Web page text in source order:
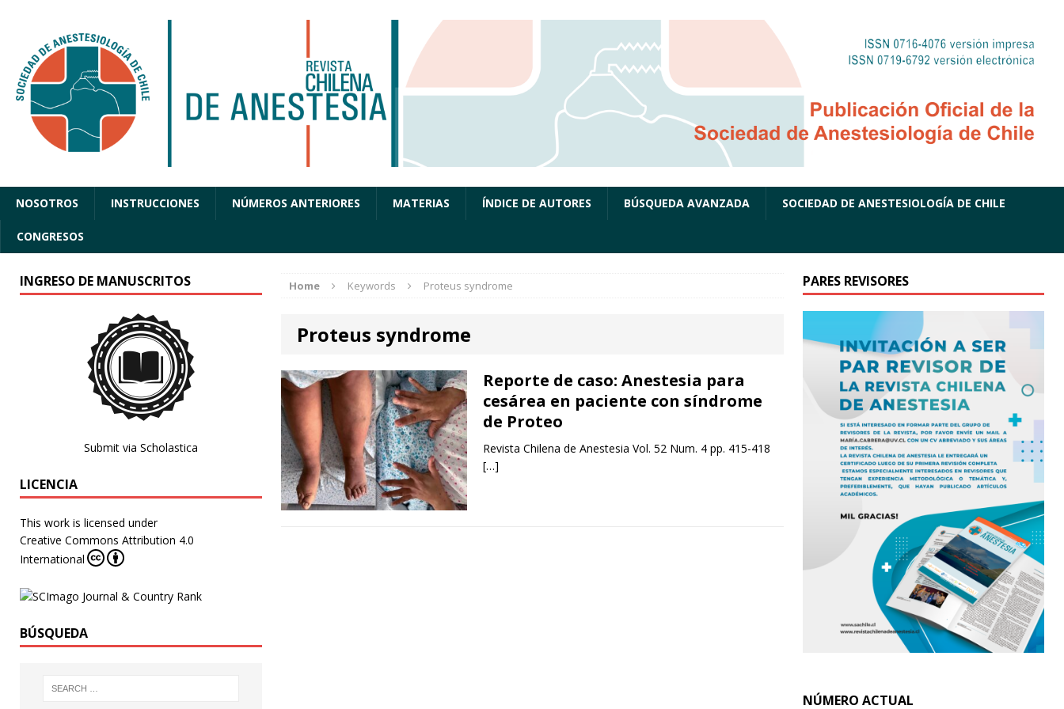
NOSOTROS INSTRUCCIONES NÚMEROS ANTERIORES MATERIAS ÍNDICE DE AUTORES BÚSQUEDA AVANZADA SOCIEDAD DE ANESTESIOLOGÍA DE CHILE
CONGRESOS
Home Keywords Proteus syndrome
Proteus syndrome
Reporte de caso: Anestesia para
cesárea en paciente con síndrome
de Proteo
Revista Chilena de Anestesia Vol. 52 Num. 4 pp. 415-418
[…]
INGRESO DE MANUSCRITOS
Submit via Scholastica
LICENCIA
This work is licensed under
Creative Commons Attribution 4.0
International
BÚSQUEDA
PARES REVISORES
NÚMERO ACTUAL